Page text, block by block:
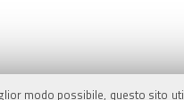
modo possibile, questo sito